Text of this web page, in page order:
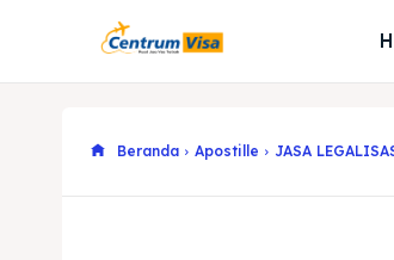
Beranda Apostille JASA